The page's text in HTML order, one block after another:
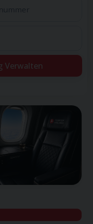
Verwalten
Sie alle Informationen
haben, hat Ihr
möglicherweise über
durchgeführt. Bitte
Reiseveranstalter.
diesen Flug
Vertriebskanal
Ihren Reiseveranstalter.